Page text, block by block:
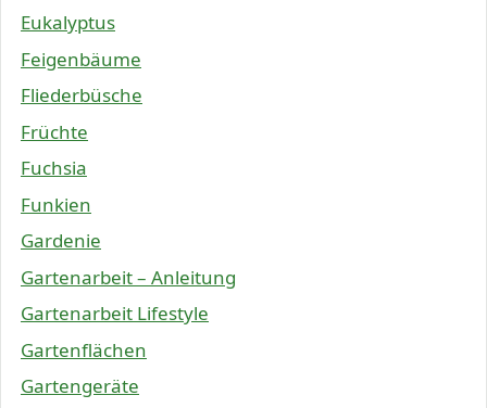
Eukalyptus
Feigenbäume
Fliederbüsche
Früchte
Fuchsia
Funkien
Gardenie
Gartenarbeit – Anleitung
Gartenarbeit Lifestyle
Gartenflächen
Gartengeräte